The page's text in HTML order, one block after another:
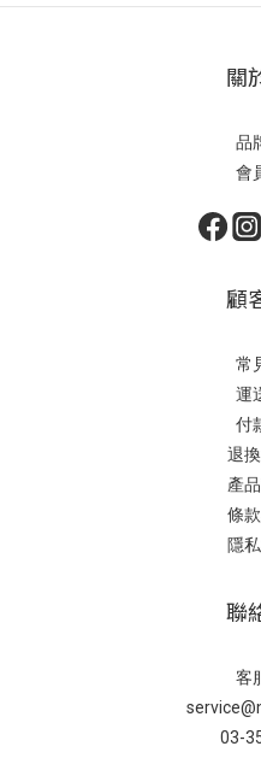
關
品
會
顧
常
運
付
退
產
條
隱
聯
客
03-